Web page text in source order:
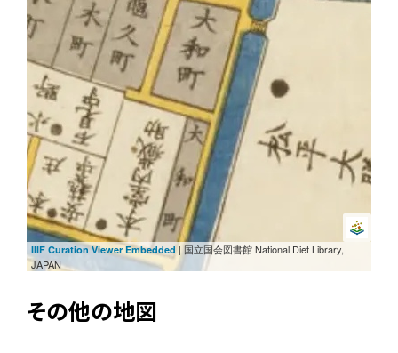
IIIF Curation Viewer Embedded | 国立国会図書館 National Diet Library,
JAPAN
その他の地図